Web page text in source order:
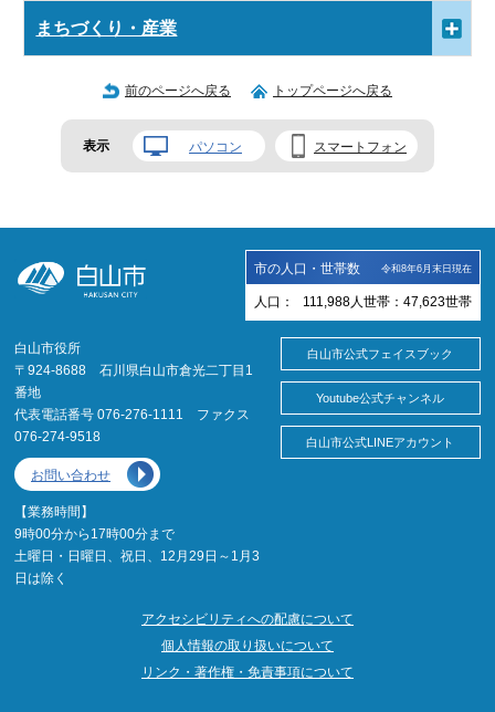
まちづくり・産業
前のページへ戻る トップページへ戻る
表示 パソコン スマートフォン
市の人口・世帯数 令和8年6月末日現在
人口： 111,988 人 世帯： 47,623世帯
白山市役所
〒924-8688 石川県白山市倉光二丁目1
番地
代表電話番号 076-276-1111 ファクス
076-274-9518
お問い合わせ
【業務時間】
9時00分から17時00分まで
土曜日・日曜日、祝日、12月29日～1月3
日は除く
白山市公式フェイスブック
Youtube公式チャンネル
白山市公式LINEアカウント
アクセシビリティへの配慮について
個人情報の取り扱いについて
リンク・著作権・免責事項について